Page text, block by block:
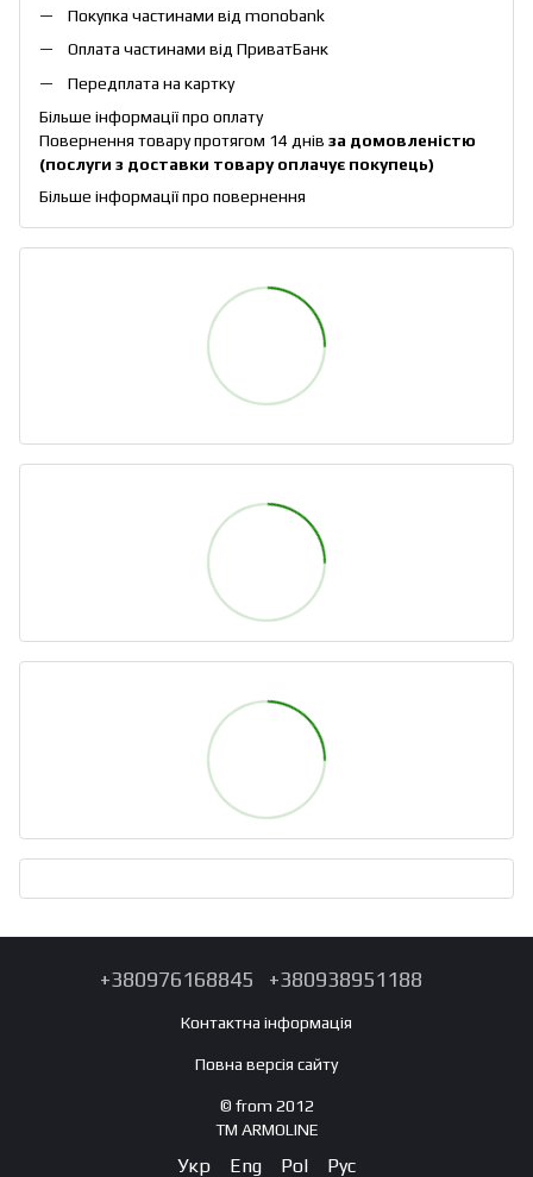
Покупка частинами від monobank
Оплата частинами від ПриватБанк
Передплата на картку
Більше інформації про оплату
Повернення товару протягом 14 днів за домовленістю
(послуги з доставки товару оплачує покупець)
Більше інформації про повернення
+380976168845 +380938951188
Контактна інформація
Повна версія сайту
© from 2012
TM ARMOLINE
Укр Eng Pol Рус